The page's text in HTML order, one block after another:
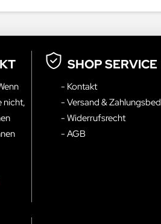
nicht,
SHOP SERVICE
- Kontakt
- Versand &
- Widerrufsrecht
- AGB